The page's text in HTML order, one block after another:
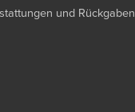
und Rückgaben